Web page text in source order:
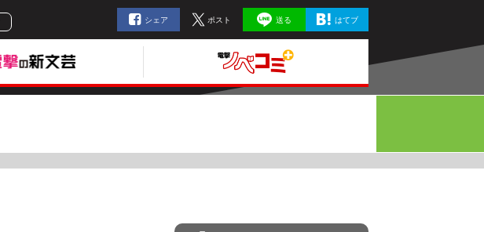
シェア ポスト 送る はてブ